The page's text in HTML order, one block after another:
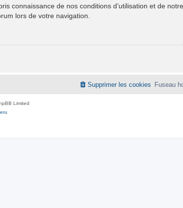
connaissance de nos conditions d’utilisation et de
lors de votre navigation.
Fuseau
Supprimer les cookies
Limited